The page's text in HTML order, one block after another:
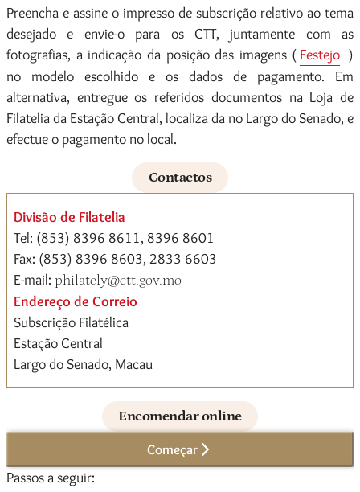
Preencha e assine o impresso de subscrição relativo ao tema
desejado e envie-o para os CTT, juntamente com as
fotografias, a indicação da posição das imagens ( Festejo )
no modelo escolhido e os dados de pagamento. Em
alternativa, entregue os referidos documentos na Loja de
Filatelia da Estação Central, localiza da no Largo do Senado, e
efectue o pagamento no local.
Contactos
Divisão de Filatelia
Tel: (853) 8396 8611, 8396 8601
Fax: (853) 8396 8603, 2833 6603
E-mail: philately@ctt.gov.mo
Endereço de Correio
Subscrição Filatélica
Estação Central
Largo do Senado, Macau
Encomendar online
Começar
Passos a seguir: